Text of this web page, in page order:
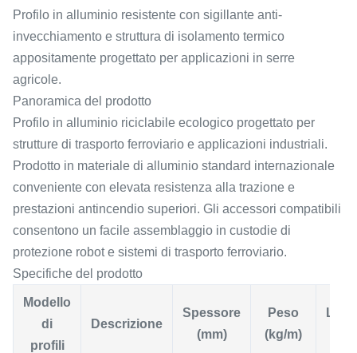
Profilo in alluminio resistente con sigillante anti-
invecchiamento e struttura di isolamento termico
appositamente progettato per applicazioni in serre
agricole.
Panoramica del prodotto
Profilo in alluminio riciclabile ecologico progettato per
strutture di trasporto ferroviario e applicazioni industriali.
Prodotto in materiale di alluminio standard internazionale
conveniente con elevata resistenza alla trazione e
prestazioni antincendio superiori. Gli accessori compatibili
consentono un facile assemblaggio in custodie di
protezione robot e sistemi di trasporto ferroviario.
Specifiche del prodotto
Modello
di
profili
Descrizione
Spessore
(mm)
Peso
(kg/m)